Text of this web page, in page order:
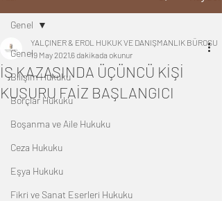
Genel
Bilişim Hukuku
Borçlar Hukuku
Boşanma ve Aile Hukuku
Ceza Hukuku
Eşya Hukuku
Fikri ve Sanat Eserleri Hukuku
Genel
İŞ KAZASINDA ÜÇÜNCÜ KİŞİ
KUSURU FAİZ BAŞLANGICI
YALÇINER & EROL HUKUK VE DANIŞMANLIK BÜROSU
19 May 2021 6 dakikada okunur